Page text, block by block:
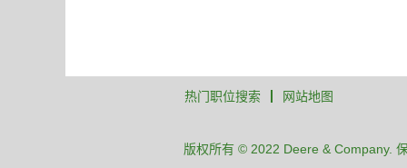
热门职位搜索 网站地图
版权所有 © 2022 Deere & Company. 保